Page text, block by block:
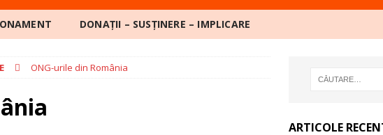
CA SIMPTOM SOCIAL
SOCIETĂȚII CIVILE față de Plx 168/2025
DONAȚII – SUSȚINERE – IMPLICARE
ONG-urile din România
ARTICOLE